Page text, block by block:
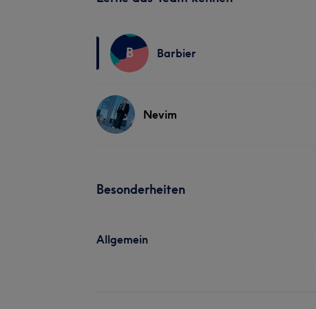
B Barbier
Nevim
Besonderheiten
Allgemein